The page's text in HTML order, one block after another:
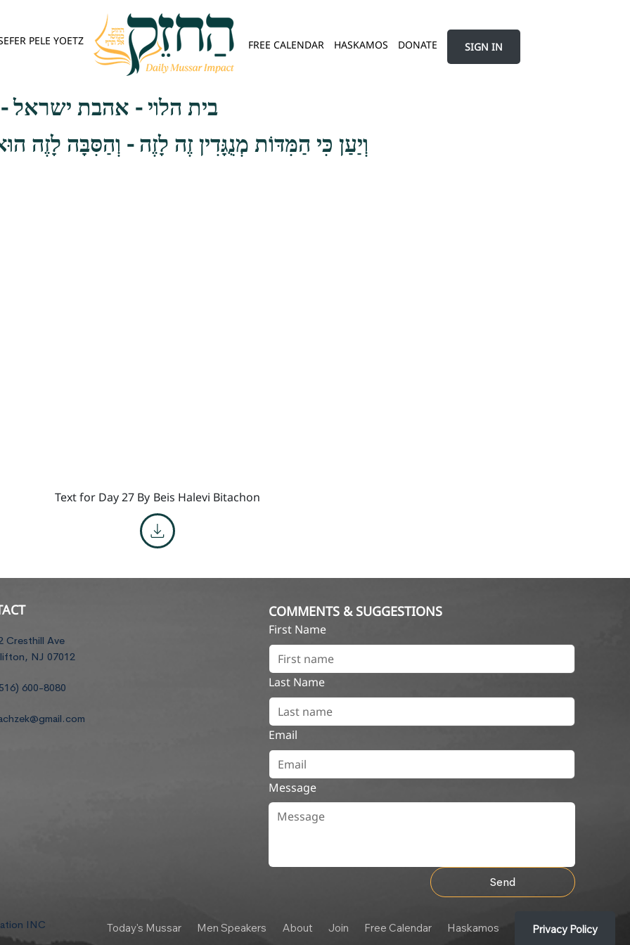
PELE YOETZ FREE CALENDAR HASKAMOS DONATE SIGN IN
בית הלוי - אהבת ישראל
וְיַעַן כִּי הַמִּדּוֹת מְנֻגָּדִין זֶה לָזֶה - וְהַסִּבָּה לָזֶה
Text for Day 27 By Beis Halevi Bitachon
Cresthill Ave
NJ 07012
600-8080
COMMENTS & SUGGESTIONS
First Name
Last Name
Email
Message
Send
INC Today's Mussar Men Speakers About Join Free Calendar Haskamos Privacy Policy